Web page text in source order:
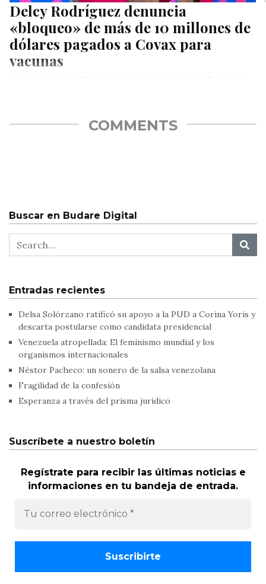
Delcy Rodríguez denuncia
«bloqueo» de más de 10 millones de
dólares pagados a Covax para
vacunas
COMMENTS
Buscar en Budare Digital
Entradas recientes
Delsa Solórzano ratificó su apoyo a la PUD a Corina Yoris y
descarta postularse como candidata presidencial
Venezuela atropellada: El feminismo mundial y los
organismos internacionales
Néstor Pacheco: un sonero de la salsa venezolana
Fragilidad de la confesión
Esperanza a través del prisma jurídico
Suscríbete a nuestro boletín
Regístrate para recibir las últimas noticias e
informaciones en tu bandeja de entrada.